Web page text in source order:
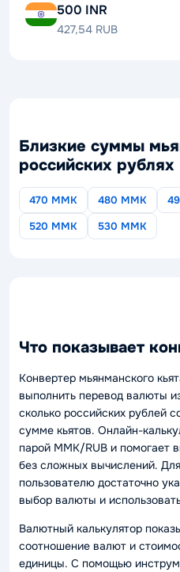
500 INR
427,54 RUB
Близкие суммы
российских рублях
470 MMK 480 MMK
520 MMK
530 MMK
Что показывает
Конвертер мьянманского
выполнить перевод валюты
сколько российских рублей
сумме кьятов. Онлайн-
парой MMK/RUB и помогает
без сложных вычислений.
пользователю достаточно
выбор валюты и
Валютный калькулятор
соотношение валют и
единицы. С помощью